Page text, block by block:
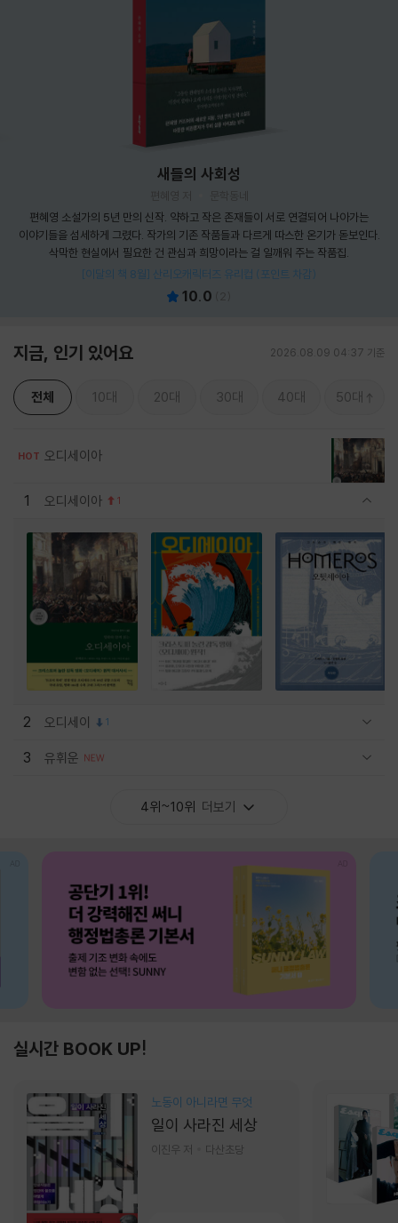
새들의 사회성
편혜영 소설가의 5년 만의 신작. 약하고 작은 존재들이 서로 연결되어 나아가는
이야기들을 섬세하게 그렸다. 작가의 기존 작품들과 다르게 따스한 온기가 돋보인다.
삭막한 현실에서 필요한 건 관심과 희망이라는 걸 일깨워 주는 작품집.
[이달의 책 8월] 산리오캐릭터즈 유리컵 (포인트 차감)
10.0
지금, 인기 있어요 2026.08.09 04:37 기준
전체 10대 20대 30대 40대 50대
HOT 오디세이아
1 오디세이아 1
2 오디세이 1
3 유휘운
4위~10위 더보기
실시간 BOOK UP!
노동이 아니라면 무엇
일이 사라진 세상
이진우 저 다산초당